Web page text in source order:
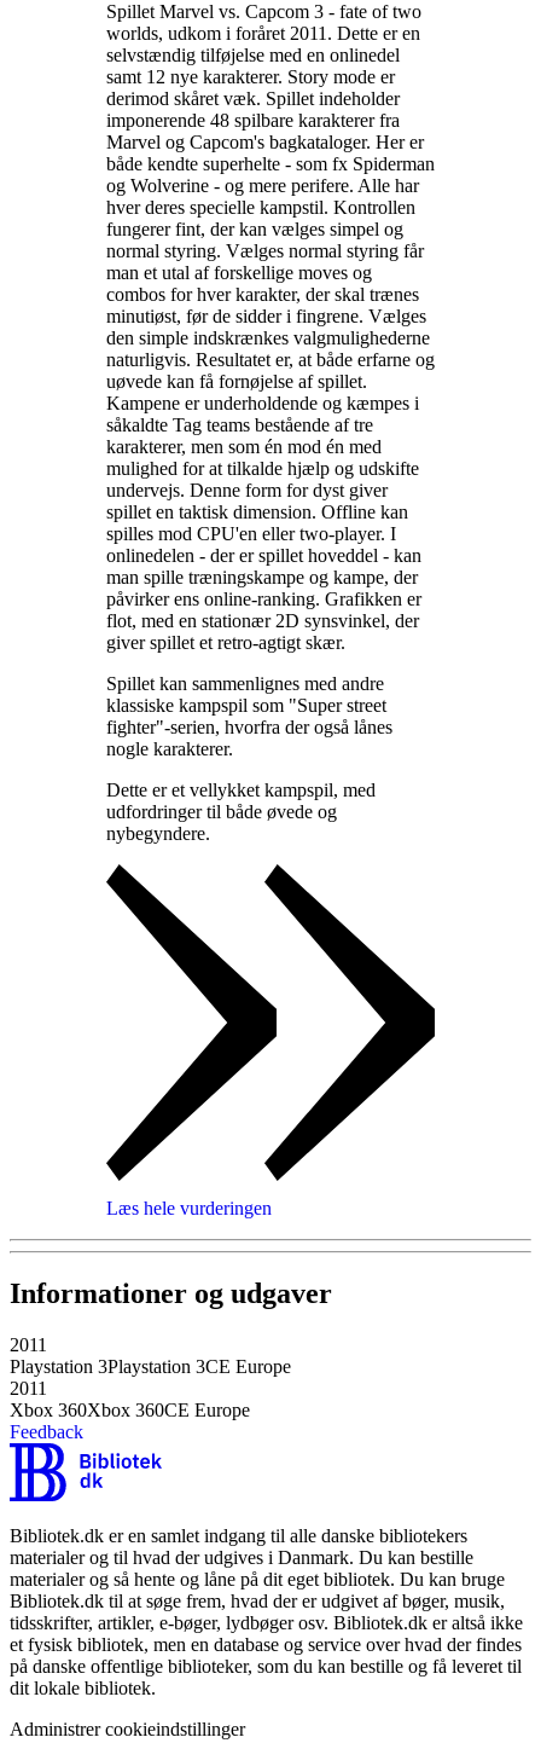
Spillet Marvel vs. Capcom 3 - fate of two
worlds, udkom i foråret 2011. Dette er en
selvstændig tilføjelse med en onlinedel
samt 12 nye karakterer. Story mode er
derimod skåret væk. Spillet indeholder
imponerende 48 spilbare karakterer fra
Marvel og Capcom's bagkataloger. Her er
både kendte superhelte - som fx Spiderman
og Wolverine - og mere perifere. Alle har
hver deres specielle kampstil. Kontrollen
fungerer fint, der kan vælges simpel og
normal styring. Vælges normal styring får
man et utal af forskellige moves og
combos for hver karakter, der skal trænes
minutiøst, før de sidder i fingrene. Vælges
den simple indskrænkes valgmulighederne
naturligvis. Resultatet er, at både erfarne og
uøvede kan få fornøjelse af spillet.
Kampene er underholdende og kæmpes i
såkaldte Tag teams bestående af tre
karakterer, men som én mod én med
mulighed for at tilkalde hjælp og udskifte
undervejs. Denne form for dyst giver
spillet en taktisk dimension. Offline kan
spilles mod CPU'en eller two-player. I
onlinedelen - der er spillet hoveddel - kan
man spille træningskampe og kampe, der
påvirker ens online-ranking. Grafikken er
flot, med en stationær 2D synsvinkel, der
giver spillet et retro-agtigt skær.
Spillet kan sammenlignes med andre
klassiske kampspil som "Super street
fighter"-serien, hvorfra der også lånes
nogle karakterer.
Dette er et vellykket kampspil, med
udfordringer til både øvede og
nybegyndere.
Læs hele vurderingen
Informationer og udgaver
2011
Playstation 3Playstation 3CE Europe
2011
Xbox 360Xbox 360CE Europe
Feedback
Bibliotek.dk er en samlet indgang til alle danske bibliotekers
materialer og til hvad der udgives i Danmark. Du kan bestille
materialer og så hente og låne på dit eget bibliotek. Du kan bruge
Bibliotek.dk til at søge frem, hvad der er udgivet af bøger, musik,
tidsskrifter, artikler, e-bøger, lydbøger osv. Bibliotek.dk er altså ikke
et fysisk bibliotek, men en database og service over hvad der findes
på danske offentlige biblioteker, som du kan bestille og få leveret til
dit lokale bibliotek.
Administrer cookieindstillinger